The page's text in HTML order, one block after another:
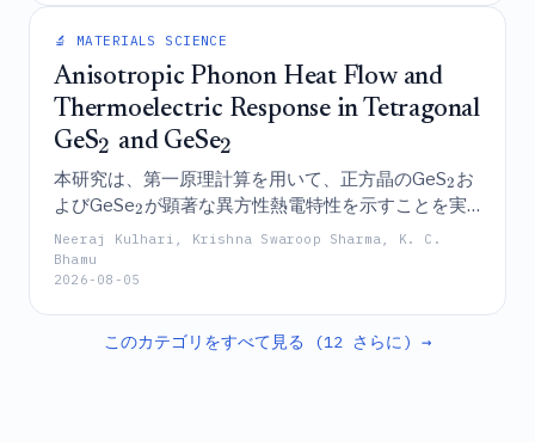
🔬 MATERIALS SCIENCE
Anisotropic Phonon Heat Flow and
Thermoelectric Response in Tetragonal
GeS2 and GeSe2
本研究は、第一原理計算を用いて、正方晶のGeS2 お
よびGeSe2 が顕著な異方性熱電特性を示すことを実
証しており、それは特に高温下におけるn型GeS
おいて、大幅に抑制された面外格子熱伝導率と中程
度の性能指数（$zT$）によって特徴付けられる。
Neeraj Kulhari, Krishna Swaroop Sharma, K. C.
Bhamu
2026-08-05
このカテゴリをすべて見る (12 さらに) →